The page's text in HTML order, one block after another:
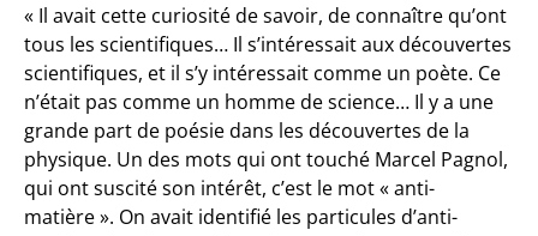
« Il avait cette curiosité de savoir, de connaître qu’ont
tous les scientifiques… Il s’intéressait aux découvertes
scientifiques, et il s’y intéressait comme un poète. Ce
n’était pas comme un homme de science… Il y a une
grande part de poésie dans les découvertes de la
physique. Un des mots qui ont touché Marcel Pagnol,
qui ont suscité son intérêt, c’est le mot « anti-
matière ». On avait identifié les particules d’anti-